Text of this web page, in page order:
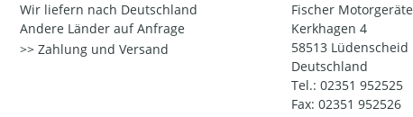
Wir liefern nach Deutschland
Andere Länder auf Anfrage
Zahlung und Versand
Fischer Motorgeräte
Kerkhagen 4
58513 Lüdenscheid
Deutschland
Tel.: 02351 952525
Fax: 02351 952526